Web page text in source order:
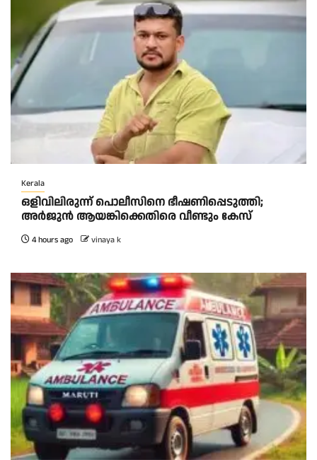
Kerala
ഒളിവിലിരുന്ന് പൊലീസിനെ ഭീഷണിപ്പെടുത്തി;
അർജുൻ ആയങ്കിക്കെതിരെ വീണ്ടും കേസ്
4 hours ago vinaya k